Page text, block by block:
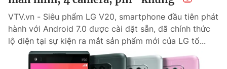
Emagazine Podcast
Photo Infographic
Video Shorts video
VTV.vn - Siêu phẩm LG V20, smartphone đầu tiên phát
hành với Android 7.0 được cài đặt sẵn, đã chính thức
lộ diện tại sự kiện ra mắt sản phẩm mới của LG tổ...